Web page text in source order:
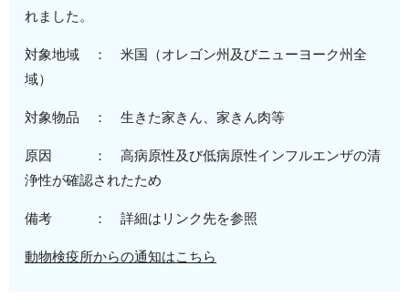
れました。
対象地域 ：米国（オレゴン州及びニューヨーク州全
域）
対象物品 ：生きた家きん、家きん肉等
原因 ：高病原性及び低病原性インフルエンザの清
浄性が確認されたため
備考 ： 詳細はリンク先を参照
動物検疫所からの通知はこちら